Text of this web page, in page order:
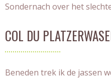
Sondernach over het
COL DU
Beneden trek ik de jassen